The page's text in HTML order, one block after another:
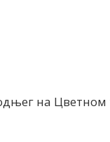
на